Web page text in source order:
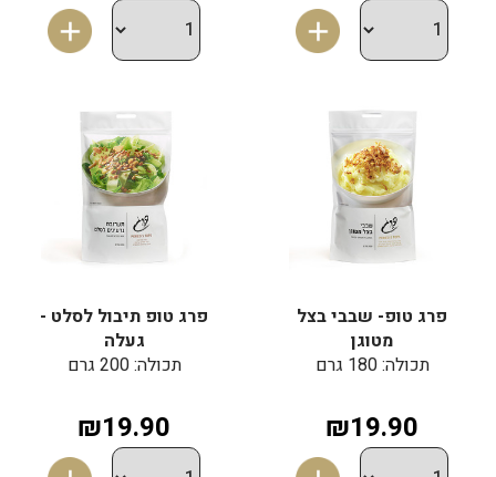
פרג טופ- שבבי בצל
מטוגן
תכולה: 180 גרם
₪19.90
פרג טופ תיבול לסלט -
געלה
תכולה: 200 גרם
₪19.90